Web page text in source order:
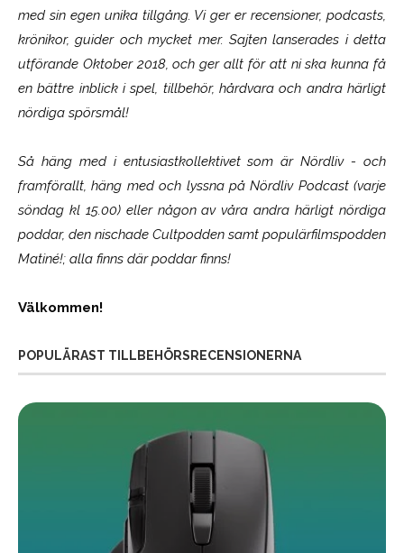
med sin egen unika tillgång. Vi ger er recensioner, podcasts,
krönikor, guider och mycket mer. Sajten lanserades i detta
utförande Oktober 2018, och ger allt för att ni ska kunna få
en bättre inblick i spel, tillbehör, hårdvara och andra härligt
nördiga spörsmål!
Så häng med i entusiastkollektivet som ärNördliv- och
framförallt, häng med och lyssna på Nördliv Podcast (varje
söndag kl 15.00) eller någon av våra andra härligt nördiga
poddar, den nischade Cultpodden samt populärfilmspodden
Matiné!; alla finns där poddar finns!
Välkommen!
POPULÄRAST TILLBEHÖRSRECENSIONERNA